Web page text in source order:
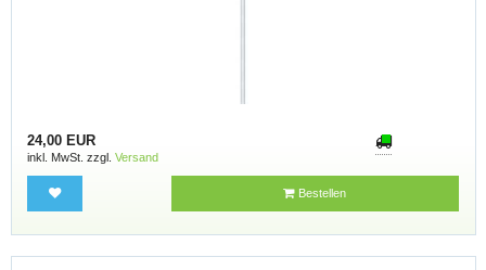
24,00 EUR
inkl. MwSt. zzgl. Versand
Bestellen